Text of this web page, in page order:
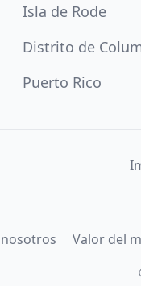
Isla de Rode
Distrito de
Puerto Rico
Valor del